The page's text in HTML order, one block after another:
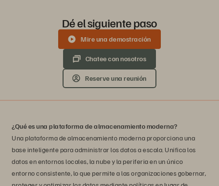
Dé el siguiente paso
Mire una demostración
Chatee con nosotros
Reserve una reunión
¿Qué es una plataforma de almacenamiento moderna?
Una plataforma de almacenamiento moderna proporciona una
base inteligente para administrar los datos a escala. Unifica los
datos en entornos locales, la nube y la periferia en un único
entorno consistente, lo que permite a las organizaciones gobernar,